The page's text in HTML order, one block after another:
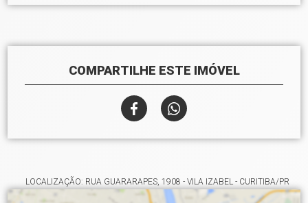
COMPARTILHE ESTE IMÓVEL
LOCALIZAÇÃO: RUA GUARARAPES, 1908 - VILA IZABEL - CURITIBA/PR